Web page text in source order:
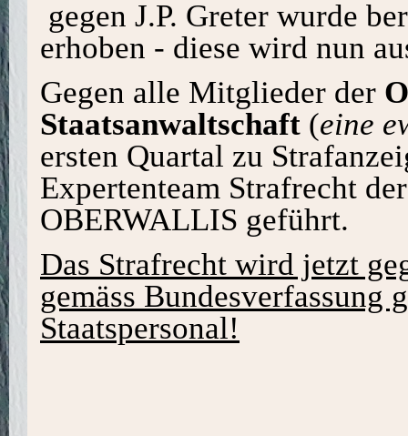
gegen J.P. Greter wurde
erhoben - diese wird nun
Gegen alle Mitglieder der
Staatsanwaltschaft (eine
ersten Quartal zu
Expertenteam Strafrecht
OBERWALLIS geführt.
Das Strafrecht wird jetzt
gemäss Bundesverfassung
Staatspersonal!